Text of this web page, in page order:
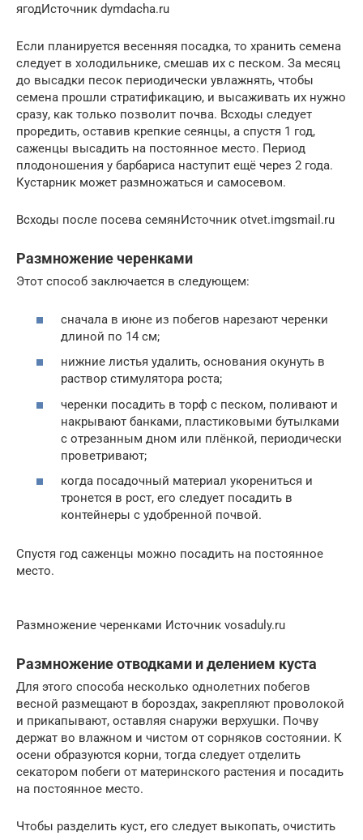
ягодИсточник dymdacha.ru
Если планируется весенняя посадка, то хранить семена
следует в холодильнике, смешав их с песком. За месяц
до высадки песок периодически увлажнять, чтобы
семена прошли стратификацию, и высаживать их нужно
сразу, как только позволит почва. Всходы следует
проредить, оставив крепкие сеянцы, а спустя 1 год,
саженцы высадить на постоянное место. Период
плодоношения у барбариса наступит ещё через 2 года.
Кустарник может размножаться и самосевом.
Всходы после посева семянИсточник otvet.imgsmail.ru
Размножение черенками
Этот способ заключается в следующем:
сначала в июне из побегов нарезают черенки
длиной по 14 см;
нижние листья удалить, основания окунуть в
раствор стимулятора роста;
черенки посадить в торф с песком, поливают и
накрывают банками, пластиковыми бутылками
с отрезанным дном или плёнкой, периодически
проветривают;
когда посадочный материал укорениться и
тронется в рост, его следует посадить в
контейнеры с удобренной почвой.
Спустя год саженцы можно посадить на постоянное
место.
Размножение черенками Источник vosaduly.ru
Размножение отводками и делением куста
Для этого способа несколько однолетних побегов
весной размещают в бороздах, закрепляют проволокой
и прикапывают, оставляя снаружи верхушки. Почву
держат во влажном и чистом от сорняков состоянии. К
осени образуются корни, тогда следует отделить
секатором побеги от материнского растения и посадить
на постоянное место.
Чтобы разделить куст, его следует выкопать, очистить